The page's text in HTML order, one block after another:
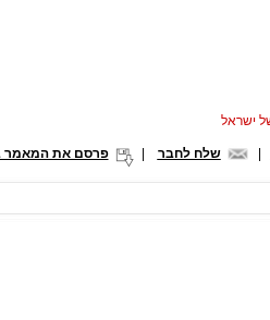
שלח לחבר פרסם את המאמר